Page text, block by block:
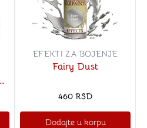
EFEKTI ZA BOJENJE
Fairy Dust
460 RSD
Dodajte u korpu